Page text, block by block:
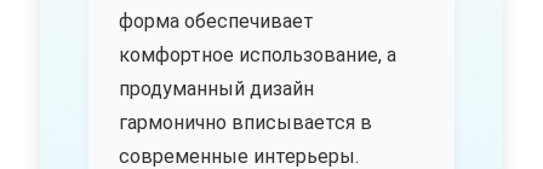
форма обеспечивает
комфортное использование, а
продуманный дизайн
гармонично вписывается в
современные интерьеры.